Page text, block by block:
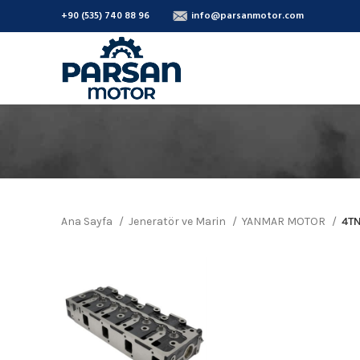
Ana Sayfa Jeneratör ve Marin YANMAR MOTOR
+90 (535) 740 88 96 info@parsanmotor.com